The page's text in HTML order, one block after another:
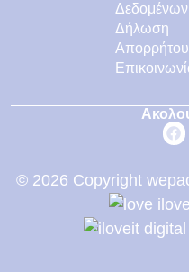
Δεδομένων
Δήλωση
Απορρήτου
© 2026 Copyright